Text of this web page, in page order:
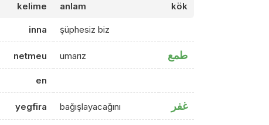
kelime anlam kök
inna şüphesiz biz
netmeu umarız طمع
en
yegfira bağışlayacağını غفر